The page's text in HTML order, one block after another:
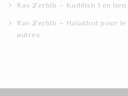
Rav Zerbib – Kaddish 1 en lien
Rav Zerbib – Halakhot pour
autres